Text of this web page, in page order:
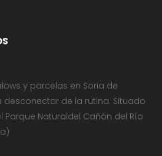
y parcelas en Soria de
de la rutina. Situado
Naturaldel Cañón del Río